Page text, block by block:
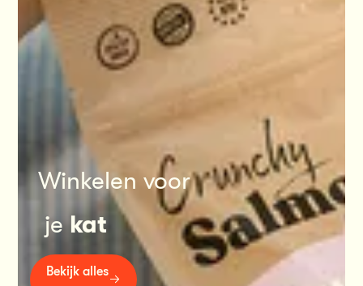
Winkelen voor
je kat
Bekijk alles